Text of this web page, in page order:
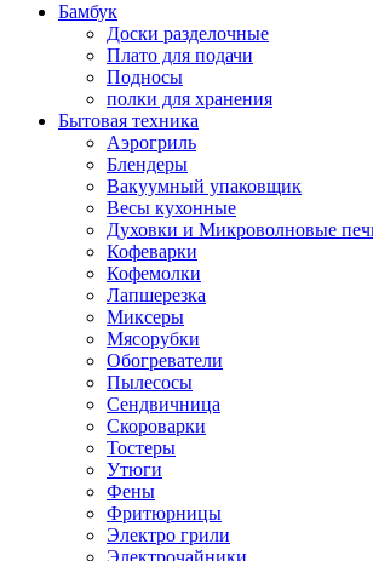
Бамбук
Доски разделочные
Плато для подачи
Подносы
полки для хранения
Бытовая техника
Аэрогриль
Блендеры
Вакуумный упаковщик
Весы кухонные
Духовки и Микроволновые
Кофеварки
Кофемолки
Лапшерезка
Миксеры
Мясорубки
Обогреватели
Пылесосы
Сендвичница
Скороварки
Тостеры
Утюги
Фены
Фритюрницы
Электро грили
Электрочайники